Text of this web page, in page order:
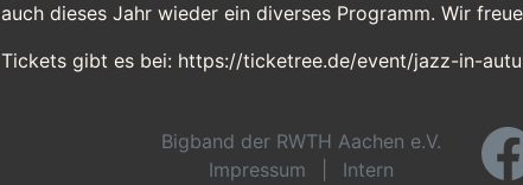
auch dieses Jahr wieder ein diverses Programm. Wir
Tickets gibt es bei: https://ticketree.de/event/jazz-in-
Bigband der RWTH Aachen e.V.
Impressum
Intern